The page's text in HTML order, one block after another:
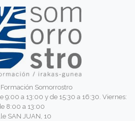
Somorrostro
9:00 a 13:00 y de 15:30 a 16:30. Viernes:
8:00 a 13:00
SAN JUAN, 10